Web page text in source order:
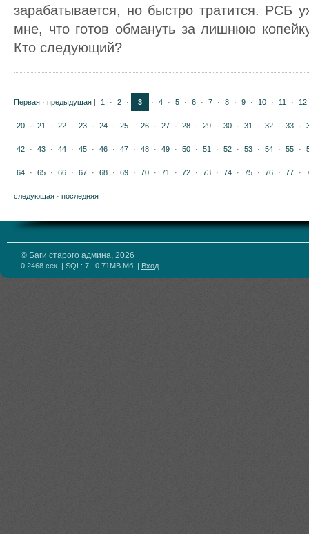
зарабатывается, но быстро тратится. РСБ
мне, что готов обмануть за лишнюю
Кто следующий?
Первая · предыдущая | 1 · 2 · 3 · 4 · 5 · 6 · 7 · 8 · 9 · 10 · 11 · 12
20 · 21 · 22 · 23 · 24 · 25 · 26 · 27 · 28 · 29 · 30 · 31 · 32 · 33 ·
42 · 43 · 44 · 45 · 46 · 47 · 48 · 49 · 50 · 51 · 52 · 53 · 54 · 55 ·
64 · 65 · 66 · 67 · 68 · 69 · 70 · 71 · 72 · 73 · 74 · 75 · 76 · 77 ·
следующая · последняя
© Баги старого админа, 2026
0.2468 сек. | SQL: 7 | 0.71MB Мб. | Вход